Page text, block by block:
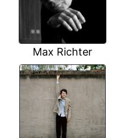
Max Richter